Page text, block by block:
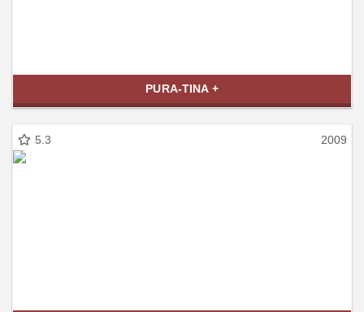
PURA-TINA +
5.3 2009